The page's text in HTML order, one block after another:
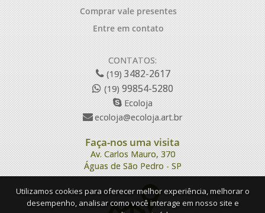
Comprar vale presentes
Entre em contato
CONTATOS:
(19)3482-2617
(19)99854-5280
Ecoloja
ecoloja@ecoloja.art.br
Faça-nos uma visita
Av. Carlos Mauro, 370
Águas de São Pedro - SP
Utilizamos cookies para oferecer melhor experiência, melhorar o
desempenho, analisar como você interage em nosso site e